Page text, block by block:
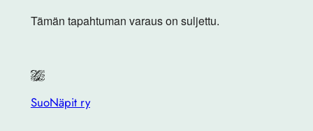
Tämän tapahtuman varaus on suljettu.
SuoNäpit ry